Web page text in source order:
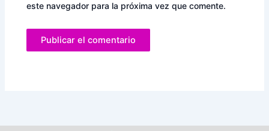
este navegador para la próxima vez que comente.